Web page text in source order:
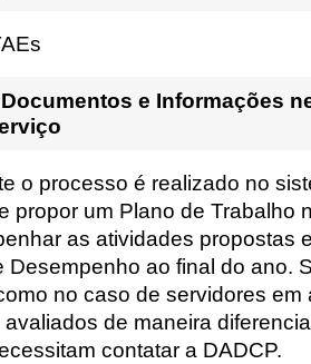
e Informações
o processo é realizado no
propor um Plano de Trabalho
as atividades propostas
Desempenho ao final do ano.
no caso de servidores em
de maneira
contatar a DADCP.